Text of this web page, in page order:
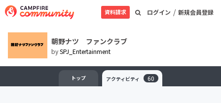
ログイン / 新規会員登録
資料請求
朝野ナツ ファンクラブ
bySPJ_Entertainment
トップ アクティビティ 60